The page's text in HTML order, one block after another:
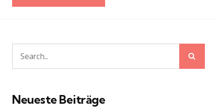
Search
for:
Neueste Beiträge